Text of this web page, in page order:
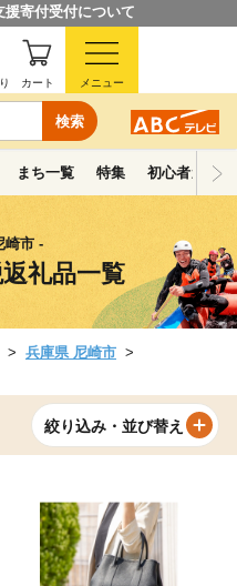
寄付受付について
検索
カート メニュー
まち一覧 特集 初心者ガイド
崎市 -
礼品一覧
兵庫県 尼崎市
絞り込み・並び替え